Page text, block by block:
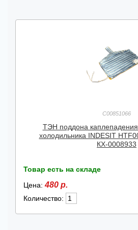
C00851066
ТЭН поддона
холодильника INDESIT
КХ-0008933
Товар есть на складе
Цена:480 р.
Количество: